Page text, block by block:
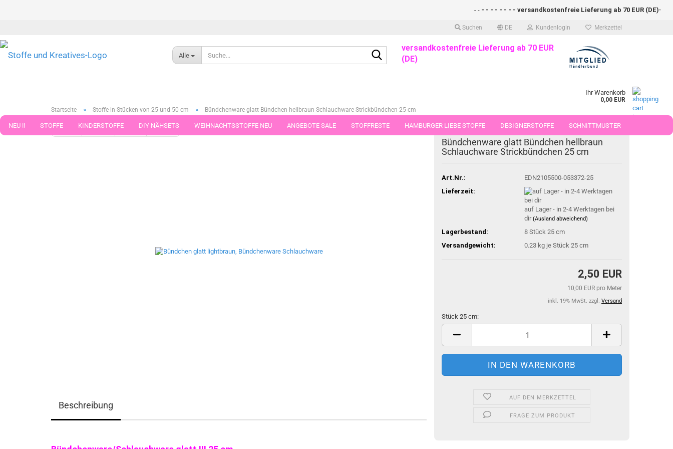
Suchen DE Kundenlogin Merkzettel
- - - - - - - - versandkostenfreie Lieferung ab 70 EUR (DE)- - -
Alle
Suche...versandkostenfreie Lieferung ab 70 EUR
(DE)
Ihr Warenkorb
0,00 EUR
NEU !! STOFFE KINDERSTOFFE DIY NÄHSETS WEIHNACHTSSTOFFE NEU ANGEBOTE SALE STOFFRESTE HAMBURGER LIEBE STOFFE DESIGNERSTOFFE SCHNITTMUSTER
STOFFE IN STÜCKEN VON 25 UND 50 CM
Startseite » Stoffe in Stücken von 25 und 50 cm » Bündchenware glatt Bündchen hellbraun Schlauchware Strickbündchen 25 cm
« Erster « zurück weiter » Letzter » Artikel in dieser Kategorie
Bündchenware glatt Bündchen hellbraun
Schlauchware Strickbündchen 25 cm
Art.Nr.:
EDN2105500-053372-25
Lieferzeit:
auf Lager - in 2-4 Werktagen bei
dir(Ausland abweichend)
Lagerbestand: 8 Stück 25 cm
Versandgewicht:
0.23 kg je Stück 25 cm
2,50 EUR
10,00 EUR pro Meter
inkl. 19% MwSt. zzgl. Versand
Stück 25 cm:
Stück
AUF DEN MERKZETTEL
FRAGE ZUM PRODUKT
Beschreibung